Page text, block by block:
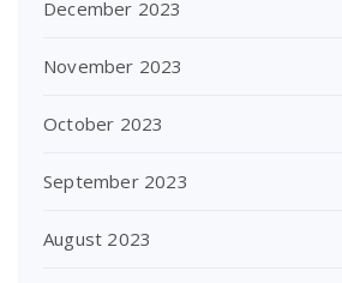
December 2023
November 2023
October 2023
September 2023
August 2023